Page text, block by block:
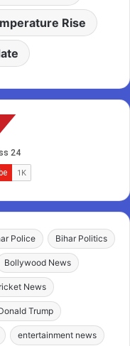
Rise
Police Bihar Politics
Bollywood News
News
Trump
entertainment news